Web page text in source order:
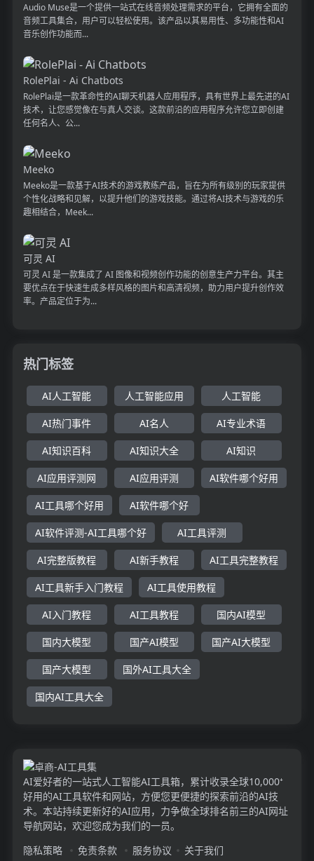
Audio Muse是一个提供一站式在线音频处理需求的平台，它拥有全面的
音频工具集合，用户可以轻松使用。该产品以其易用性、多功能性和AI
音乐创作功能而...
RolePlai - Ai Chatbots
RolePlai是一款革命性的AI聊天机器人应用程序，具有世界上最先进的AI
技术，让您感觉像在与真人交谈。这款前沿的应用程序允许您立即创建
任何名人、公...
Meeko
Meeko是一款基于AI技术的游戏教练产品，旨在为所有级别的玩家提供
个性化战略和见解，以提升他们的游戏技能。通过将AI技术与游戏的乐
趣相结合，Meek...
可灵 AI
可灵 AI 是一款集成了 AI 图像和视频创作功能的创意生产力平台。其主
要优点在于快速生成多样风格的图片和高清视频，助力用户提升创作效
率。产品定位于为...
热门标签
AI人工智能 人工智能应用 人工智能
AI热门事件 AI名人 AI专业术语
AI知识百科 AI知识大全 AI知识
AI应用评测网 AI应用评测 AI软件哪个好用
AI工具哪个好用 AI软件哪个好
AI软件评测-AI工具哪个好 AI工具评测
AI完整版教程 AI新手教程 AI工具完整教程
AI工具新手入门教程 AI工具使用教程
AI入门教程 AI工具教程 国内AI模型
国内大模型 国产AI模型 国产AI大模型
国产大模型 国外AI工具大全
国内AI工具大全
AI爱好者的一站式人工智能AI工具箱，累计收录全球10,000⁺
好用的AI工具软件和网站，方便您更便捷的探索前沿的AI技
术。本站持续更新好的AI应用，力争做全球排名前三的AI网址
导航网站，欢迎您成为我们的一员。
隐私策略
免责条款 服务协议 关于我们